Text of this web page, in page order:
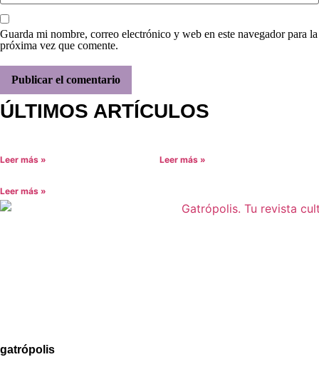
Guarda mi nombre, correo electrónico y web en este navegador para la
próxima vez que comente.
ÚLTIMOS ARTÍCULOS
Leer más » Leer más »
Leer más »
gatrópolis